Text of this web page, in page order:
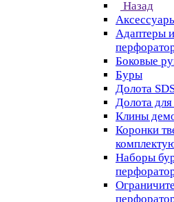
Назад
Адаптеры
Боковые
Буры
Долота
Долота
Клины
Коронки
Наборы